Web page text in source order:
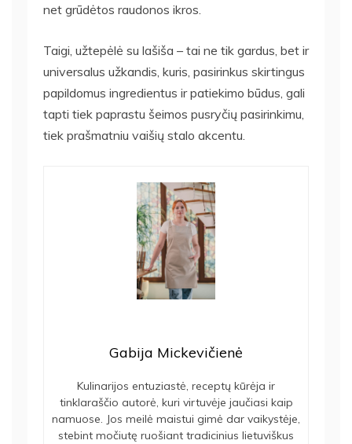
net grūdėtos raudonos ikros.
Taigi, užtepėlė su lašiša – tai ne tik gardus, bet ir
universalus užkandis, kuris, pasirinkus skirtingus
papildomus ingredientus ir patiekimo būdus, gali
tapti tiek paprastu šeimos pusryčių pasirinkimu,
tiek prašmatniu vaišių stalo akcentu.
Gabija Mickevičienė
Kulinarijos entuziastė, receptų kūrėja ir
tinklaraščio autorė, kuri virtuvėje jaučiasi kaip
namuose. Jos meilė maistui gimė dar vaikystėje,
stebint močiutę ruošiant tradicinius lietuviškus